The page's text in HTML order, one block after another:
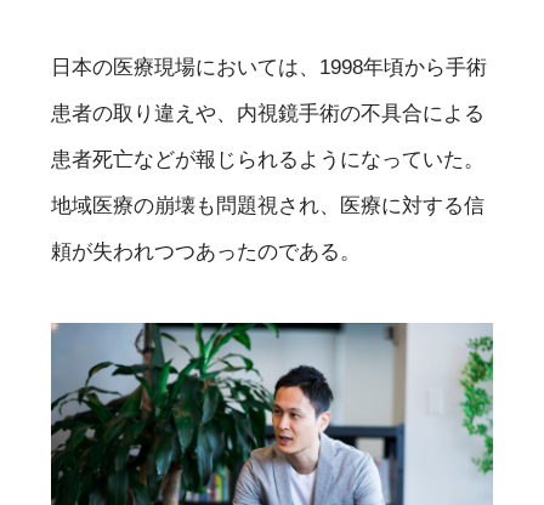
日本の医療現場においては、1998年頃から手術
患者の取り違えや、内視鏡手術の不具合による
患者死亡などが報じられるようになっていた。
地域医療の崩壊も問題視され、医療に対する信
頼が失われつつあったのである。